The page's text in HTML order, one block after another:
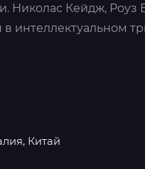
Николас Кейдж, Роуз
интеллектуальном
Китай